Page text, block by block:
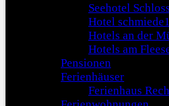
Seehotel
Hotel
Hotels an der
Hotels am
Pensionen
Ferienhäuser
Ferienhaus